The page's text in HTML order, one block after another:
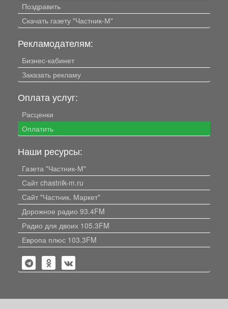
Поздравить
Скачать газету "Частник-М"
Рекламодателям:
Бизнес-кабинет
Заказать рекламу
Оплата услуг:
Расценки
Оплатить
Наши ресурсы:
Газета "Частник-М"
Сайт chastnik-m.ru
Сайт "Частник. Маркет"
Дорожное радио 93.4FM
Радио для двоих 105.3FM
Европа плюс 103.3FM